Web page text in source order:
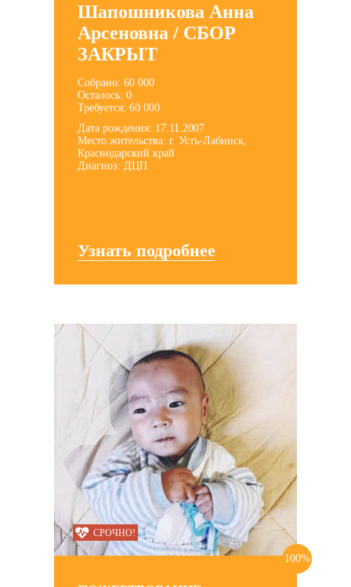
Шапошникова Анна
Арсеновна / СБОР
ЗАКРЫТ
Собрано: 60 000
Осталось: 0
Требуется: 60 000
Дата рождения: 17.11.2007
Место жительства: г. Усть-Лабинск,
Краснодарский край
Диагноз: ДЦП
Узнать подробнее
СРОЧНО!
100%